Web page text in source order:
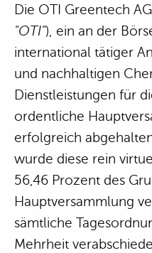
Die OTI Greentech
"OTI"), ein an der
international tätiger
und nachhaltigen
Dienstleistungen für
ordentliche
erfolgreich
wurde diese rein
56,46 Prozent des
Hauptversammlung
sämtliche
Mehrheit